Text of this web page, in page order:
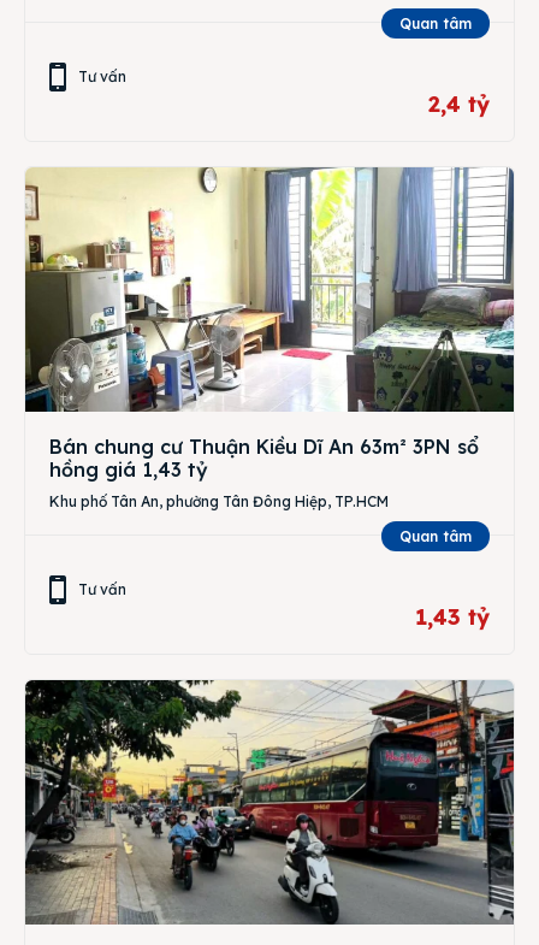
Quan tâm
Tư vấn
2,4 tỷ
Bán chung cư Thuận Kiều Dĩ An 63m² 3PN sổ
hồng giá 1,43 tỷ
Khu phố Tân An, phường Tân Đông Hiệp, TP.HCM
Quan tâm
Tư vấn
1,43 tỷ